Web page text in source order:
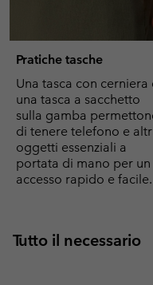
Pratiche tasche
Una tasca con cerniera
una tasca a sacchetto
sulla gamba
di tenere telefono e
oggetti essenziali a
portata di mano per un
accesso rapido e facile.
Tutto il necessario